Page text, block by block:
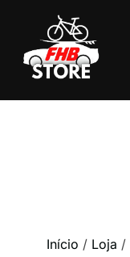
Início / Loja /